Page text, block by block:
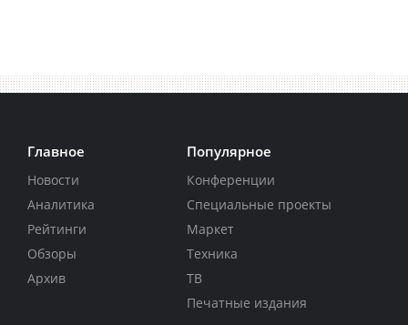
Главное
Новости
Аналитика
Рейтинги
Обзоры
Архив
Популярное
Конференции
Специальные проекты
Маркет
Техника
ТВ
Печатные издания